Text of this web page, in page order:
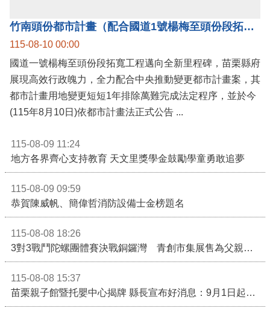
竹南頭份都市計畫（配合國道1號楊梅至頭份段拓寬工程）案公告實施，國道1號楊梅至頭份黃金廊帶加速啟動！
115-08-10 00:00
國道一號楊梅至頭份段拓寬工程邁向全新里程碑，苗栗縣府
展現高效行政魄力，全力配合中央推動變更都市計畫案，其
都市計畫用地變更短短1年排除萬難完成法定程序，並於今
(115年8月10日)依都市計畫法正式公告 ...
115-08-09 11:24
地方各界齊心支持教育 天文里獎學金鼓勵學童勇敢追夢
115-08-09 09:59
恭賀陳威帆、簡偉哲消防設備士金榜題名
115-08-08 18:26
3對3戰鬥陀螺團體賽決戰銅鑼灣 青創市集展售為父親節增添繽紛
115-08-08 15:37
苗栗親子館暨托嬰中心揭牌 縣長宣布好消息：9月1日起調降臨時托嬰費用